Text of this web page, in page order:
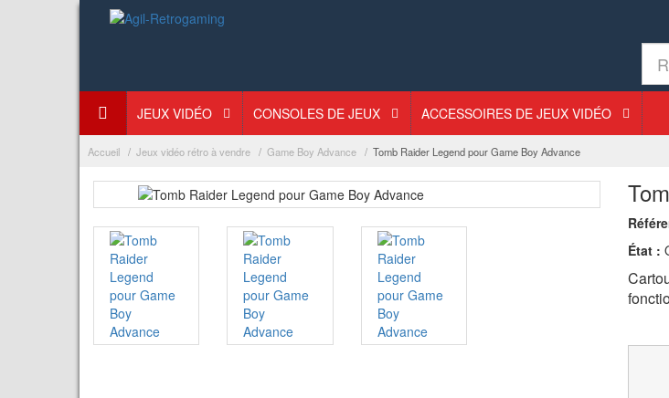
JEUX VIDÉO CONSOLES DE JEUX ACCESSOIRES DE JEUX VIDÉO
Accueil Jeux vidéo rétro à vendre Game Boy Advance Tomb Raider Legend pour Game Boy Advance
État :